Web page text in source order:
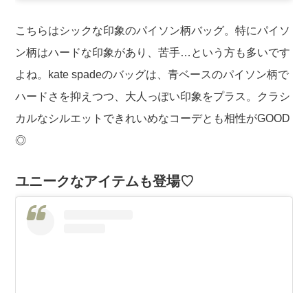
こちらはシックな印象のパイソン柄バッグ。特にパイソ
ン柄はハードな印象があり、苦手…という方も多いです
よね。kate spadeのバッグは、青ベースのパイソン柄で
ハードさを抑えつつ、大人っぽい印象をプラス。クラシ
カルなシルエットできれいめなコーデとも相性がGOOD
◎
ユニークなアイテムも登場♡